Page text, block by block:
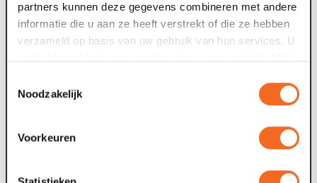
partners kunnen deze gegevens combineren met andere
informatie die u aan ze heeft verstrekt of die ze hebben
verzameld op basis van uw gebruik van hun services. U
Noodzakelijk
Voorkeuren
Voor tweede theaterseizoen op rij meer
dan 100.000 bezoekers
2027 de grens van 100.000 verkochte tickets bereikt. Het